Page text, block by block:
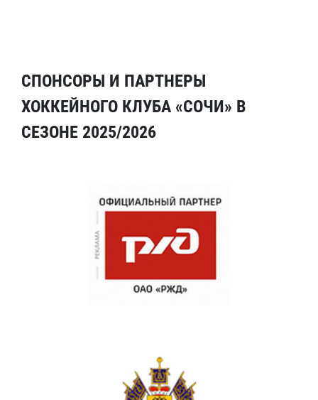
СПОНСОРЫ И ПАРТНЕРЫ
ХОККЕЙНОГО КЛУБА «СОЧИ» В
СЕЗОНЕ 2025/2026